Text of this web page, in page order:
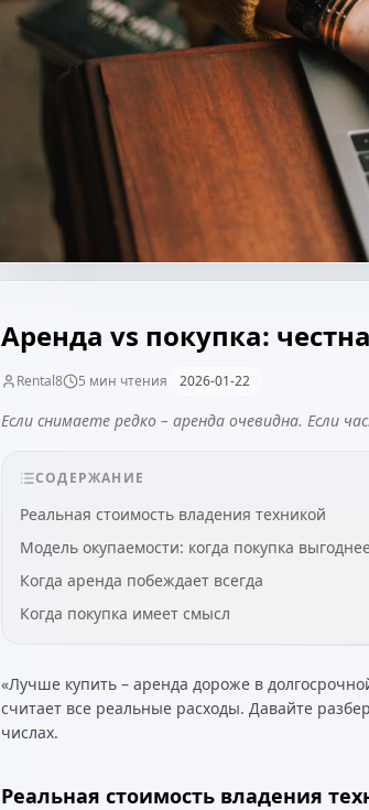
Аренда vs покупка:
Rental8 5 мин чтения 2026-01-22
Если снимаете редко – аренда очевидна. Если
СОДЕРЖАНИЕ
Реальная стоимость владения техникой
Модель окупаемости: когда покупка
Когда аренда побеждает всегда
Когда покупка имеет смысл
«Лучше купить – аренда дороже в
считает все реальные расходы. Давайте
числах.
Реальная стоимость владения